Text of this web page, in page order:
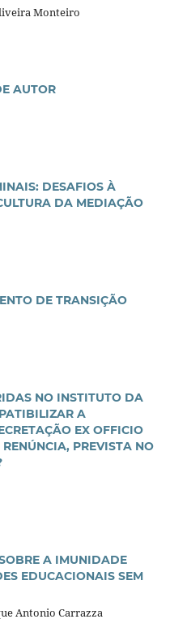
Monteiro
AUTOR
DESAFIOS À
DA MEDIAÇÃO
DE TRANSIÇÃO
NO INSTITUTO DA
A
EX OFFICIO
PREVISTA NO
A IMUNIDADE
EDUCACIONAIS SEM
Antonio Carrazza